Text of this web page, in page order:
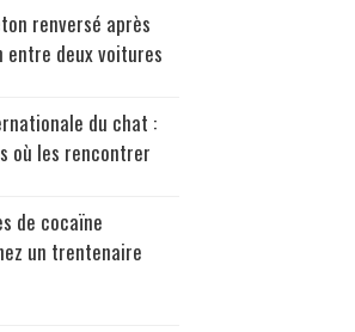
renversé après
entre deux voitures
du chat :
où les rencontrer
de cocaïne
un trentenaire